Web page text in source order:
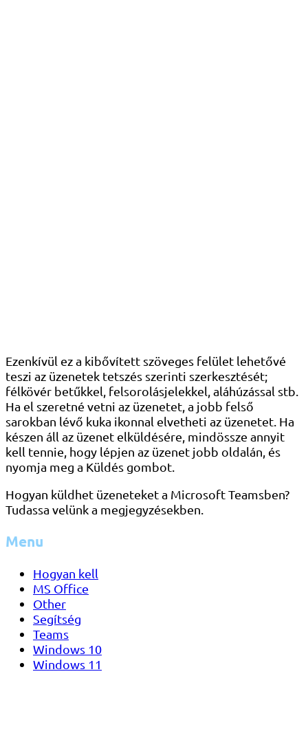
Ezenkívül ez a kibővített szöveges felület lehetővé
teszi az üzenetek tetszés szerinti szerkesztését;
félkövér betűkkel, felsorolásjelekkel, aláhúzással stb.
Ha el szeretné vetni az üzenetet, a jobb felső
sarokban lévő kuka ikonnal elvetheti az üzenetet. Ha
készen áll az üzenet elküldésére, mindössze annyit
kell tennie, hogy lépjen az üzenet jobb oldalán, és
nyomja meg a Küldés gombot.
Hogyan küldhet üzeneteket a Microsoft Teamsben?
Tudassa velünk a megjegyzésekben.
Menu
Hogyan kell
MS Office
Other
Segítség
Teams
Windows 10
Windows 11